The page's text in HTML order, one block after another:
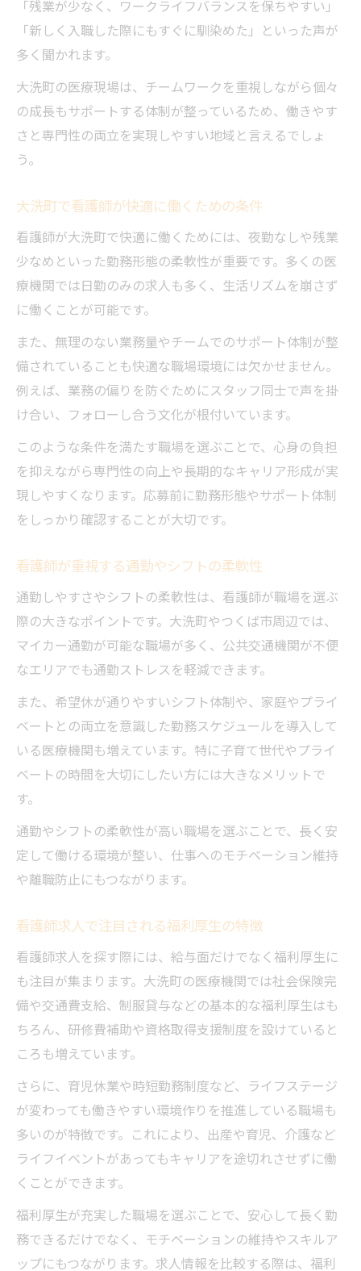
「残業が少なく、ワークライフバランスを保ちやすい」
「新しく入職した際にもすぐに馴染めた」といった声が
多く聞かれます。
大洗町の医療現場は、チームワークを重視しながら個々
の成長もサポートする体制が整っているため、働きやす
さと専門性の両立を実現しやすい地域と言えるでしょ
う。
大洗町で看護師が快適に働くための条件
看護師が大洗町で快適に働くためには、夜勤なしや残業
少なめといった勤務形態の柔軟性が重要です。多くの医
療機関では日勤のみの求人も多く、生活リズムを崩さず
に働くことが可能です。
また、無理のない業務量やチームでのサポート体制が整
備されていることも快適な職場環境には欠かせません。
例えば、業務の偏りを防ぐためにスタッフ同士で声を掛
け合い、フォローし合う文化が根付いています。
このような条件を満たす職場を選ぶことで、心身の負担
を抑えながら専門性の向上や長期的なキャリア形成が実
現しやすくなります。応募前に勤務形態やサポート体制
をしっかり確認することが大切です。
看護師が重視する通勤やシフトの柔軟性
通勤しやすさやシフトの柔軟性は、看護師が職場を選ぶ
際の大きなポイントです。大洗町やつくば市周辺では、
マイカー通勤が可能な職場が多く、公共交通機関が不便
なエリアでも通勤ストレスを軽減できます。
また、希望休が通りやすいシフト体制や、家庭やプライ
ベートとの両立を意識した勤務スケジュールを導入して
いる医療機関も増えています。特に子育て世代やプライ
ベートの時間を大切にしたい方には大きなメリットで
す。
通勤やシフトの柔軟性が高い職場を選ぶことで、長く安
定して働ける環境が整い、仕事へのモチベーション維持
や離職防止にもつながります。
看護師求人で注目される福利厚生の特徴
看護師求人を探す際には、給与面だけでなく福利厚生に
も注目が集まります。大洗町の医療機関では社会保険完
備や交通費支給、制服貸与などの基本的な福利厚生はも
ちろん、研修費補助や資格取得支援制度を設けていると
ころも増えています。
さらに、育児休業や時短勤務制度など、ライフステージ
が変わっても働きやすい環境作りを推進している職場も
多いのが特徴です。これにより、出産や育児、介護など
ライフイベントがあってもキャリアを途切れさせずに働
くことができます。
福利厚生が充実した職場を選ぶことで、安心して長く勤
務できるだけでなく、モチベーションの維持やスキルア
ップにもつながります。求人情報を比較する際は、福利